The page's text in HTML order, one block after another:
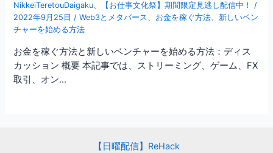
NikkeiTeretouDaigaku、 【お仕事文化祭】期間限定見逃し配信中！ /
2022年9月25日 /Web3とメタバース、 お金を稼ぐ方法、 新しいベン
チャーを始める方法
お金を稼ぐ方法と新しいベンチャーを始める方法：ディス
カッション 概要 本記事では、ストリーミング、ゲーム、FX
取引、オン…
【日曜配信】ReHack